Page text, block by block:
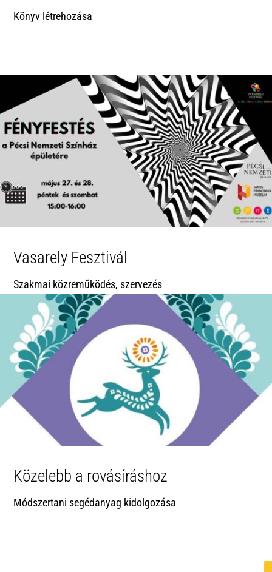
Könyv létrehozása
Vasarely Fesztivál
Szakmai közreműködés, szervezés
Közelebb a rovásíráshoz
Módszertani segédanyag kidolgozása